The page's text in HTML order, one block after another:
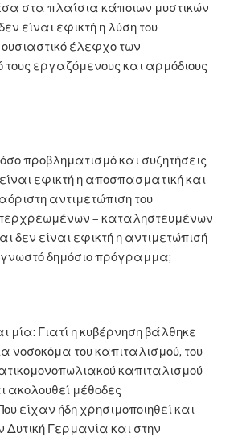
στα πλαίσια κάποιων μυστικών
είναι εφικτή η λύση του
έλεφχο των
εργαζόμενους και αρμόδιους
προβληματισμό και συζητήσεις
εφικτή η αποσπασματική και
αντιμετώπιση του
– καταληστευμένων
δεν είναι εφικτή η αντιμετώπισή
δημόσιο πρόγραμμα;
μία: Γιατί η κυβέρνηση βάλθηκε
νοσοκόμα του καπιταλισμού, του
καπιταλισμού
ακολουθεί μέθοδες
είχαν ήδη χρησιμοποιηθεί και
Δυτική Γερμανία και στην